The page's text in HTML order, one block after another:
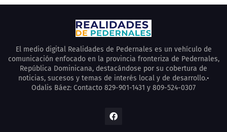
El medio digital Realidades de Pedernales es un vehículo de
comunicación enfocado en la provincia fronteriza de Pedernales,
República Dominicana, destacándose por su cobertura de
noticias, sucesos y temas de interés local y de desarrollo.•
Odalis Báez: Contacto 829-901-1431 y 809-524-0307